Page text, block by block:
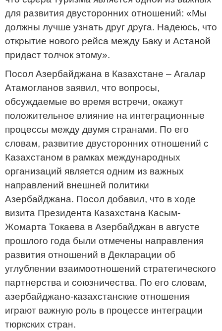
для развития двусторонних отношений: «Мы
должны лучше узнать друг друга. Надеюсь, что
открытие нового рейса между Баку и Астаной
придаст толчок этому».
Посол Азербайджана в Казахстане – Агалар
Атамогланов заявил, что вопросы,
обсуждаемые во время встречи, окажут
положительное влияние на интеграционные
процессы между двумя странами. По его
словам, развитие двусторонних отношений с
Казахстаном в рамках международных
организаций является одним из важных
направлений внешней политики
Азербайджана. Посол добавил, что в ходе
визита Президента Казахстана Касым-
Жомарта Токаева в Азербайджан в августе
прошлого года были отмечены направления
развития отношений в Декларации об
углублении взаимоотношений стратегического
партнерства и союзничества. По его словам,
азербайджано-казахстанские отношения
играют важную роль в процессе интеграции
тюркских стран.